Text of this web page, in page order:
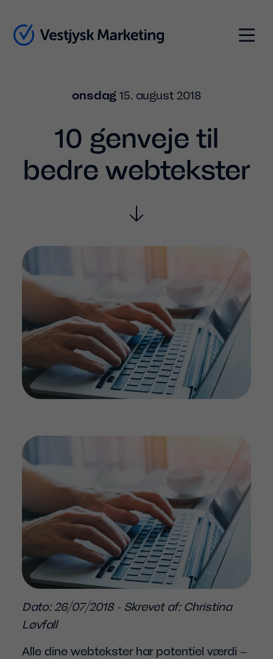
onsdag 15. august 2018
10 genveje til
bedre webtekster
Dato: 26/07/2018 - Skrevet af: Christina
Løvfall
Alle dine webtekster har potentiel værdi –